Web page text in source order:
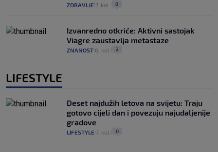
ZDRAVLJE 7. kol. 0
Izvanredno otkriće: Aktivni sastojak
Viagre zaustavlja metastaze
ZNANOST 6. kol. 2
LIFESTYLE
Deset najdužih letova na svijetu: Traju
gotovo cijeli dan i povezuju najudaljenije
gradove
LIFESTYLE 7. kol. 0